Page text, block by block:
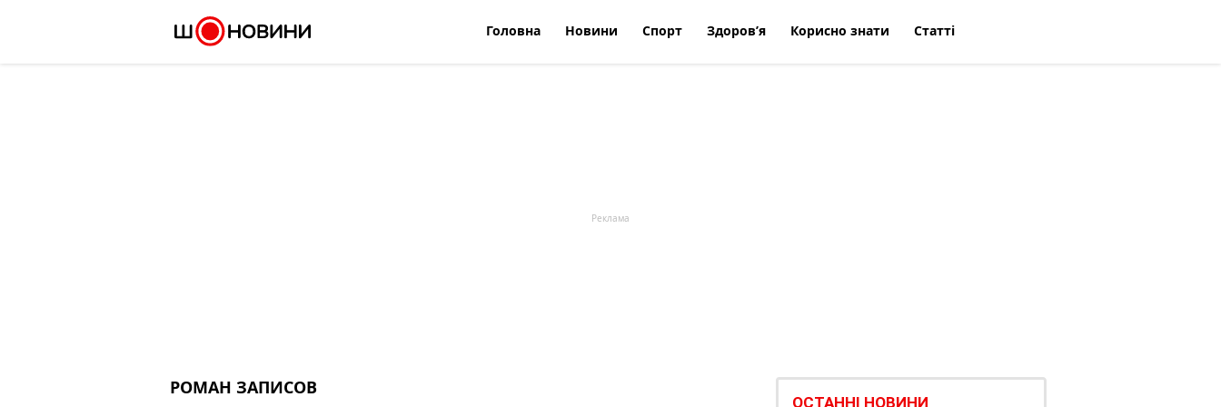
Головна Новини Спорт Здоров’я Корисно знати Статті
РОМАН ЗАПИСОВ
ОСТАННІ НОВИНИ